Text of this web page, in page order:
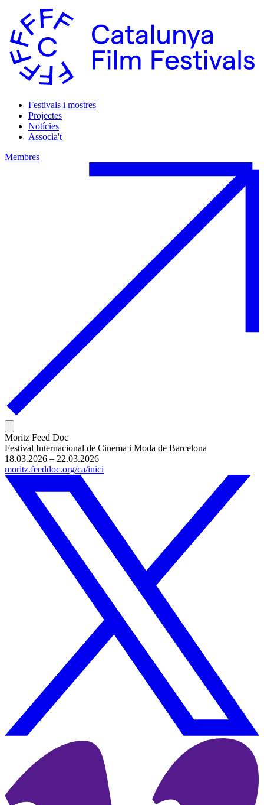
Festivals i mostres
Projectes
Notícies
Associa't
Membres
Moritz Feed Doc
Festival Internacional de Cinema i Moda de Barcelona
18.03.2026 – 22.03.2026
moritz.feeddoc.org/ca/inici